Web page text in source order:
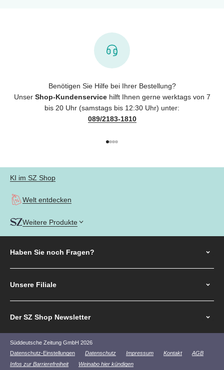
Benötigen Sie Hilfe bei Ihrer Bestellung?
Unser Shop-Kundenservicehilft Ihnen gerne werktags von 7
bis 20 Uhr (samstags bis 12:30 Uhr) unter:
089/2183-1810
KI im SZ Shop
Welt entdecken
Weitere Produkte
Haben Sie noch Fragen?
Unsere Filiale
Der SZ Shop Newsletter
Süddeutsche Zeitung GmbH 2026
Datenschutz-Einstellungen
Datenschutz Impressum Kontakt
AGB
Infos zur Barrierefreiheit
Weinabo hier kündigen